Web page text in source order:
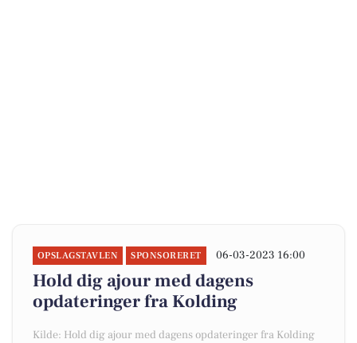
OPSLAGSTAVLEN SPONSORERET 06-03-2023 16:00
Hold dig ajour med dagens
opdateringer fra Kolding
Kilde: Hold dig ajour med dagens opdateringer fra Kolding